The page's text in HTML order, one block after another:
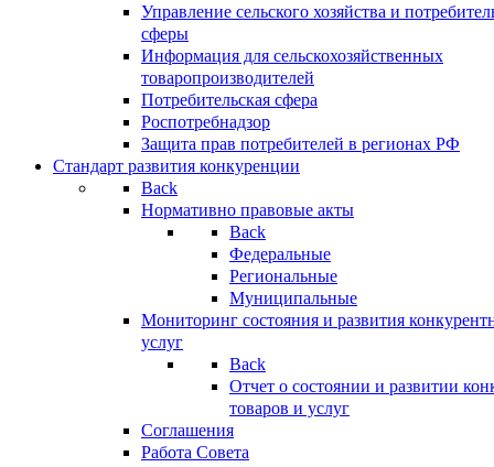
Управление сельского хозяйства и
сферы
Информация для сельскохозяйственных
товаропроизводителей
Потребительская сфера
Роспотребнадзор
Защита прав потребителей в регионах РФ
Стандарт развития конкуренции
Back
Нормативно правовые акты
Back
Федеральные
Региональные
Муниципальные
Мониторинг состояния и развития
услуг
Back
Отчет о состоянии и развитии
товаров и услуг
Соглашения
Работа Совета